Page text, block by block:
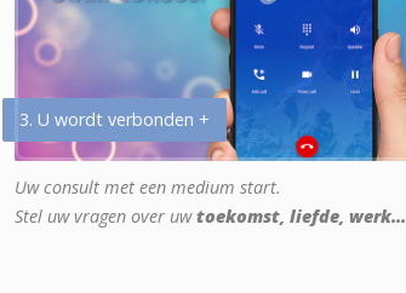
3. U wordt verbonden +
Uw consult met een medium start.
Stel uw vragen over uwtoekomst, liefde, werk...